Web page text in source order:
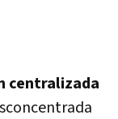
centralizada